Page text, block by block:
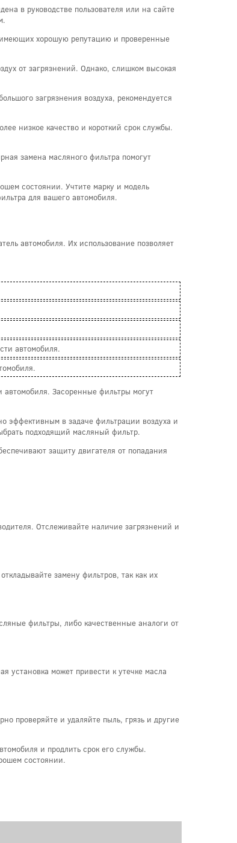
в руководстве пользователя или на сайте
имеющих хорошую репутацию и проверенные
от загрязнений. Однако, слишком высокая
загрязнения воздуха, рекомендуется
низкое качество и короткий срок службы.
замена масляного фильтра помогут
состоянии. Учтите марку и модель
для вашего автомобиля.
автомобиля. Их использование позволяет
автомобиля.
Засоренные фильтры могут
эффективным в задаче фильтрации воздуха и
подходящий масляный фильтр.
защиту двигателя от попадания
Отслеживайте наличие загрязнений и
замену фильтров, так как их
фильтры, либо качественные аналоги от
установка может привести к утечке масла
проверяйте и удаляйте пыль, грязь и другие
и продлить срок его службы.
состоянии.